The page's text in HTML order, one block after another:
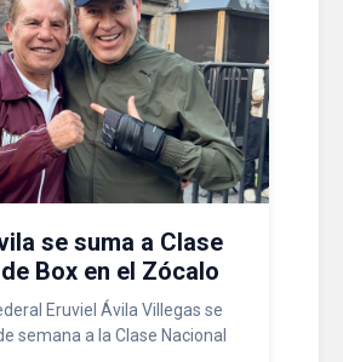
se suma a Clase
Box en el Zócalo
Eruviel Ávila Villegas se
semana a la Clase Nacional